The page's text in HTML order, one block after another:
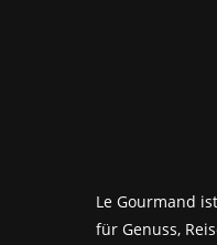
Le Gourmand
für Genuss,